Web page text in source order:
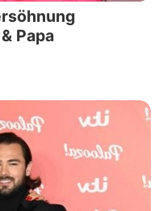
Papa